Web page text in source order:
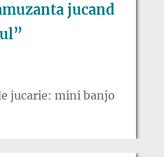
jucand
jucarie: mini banjo